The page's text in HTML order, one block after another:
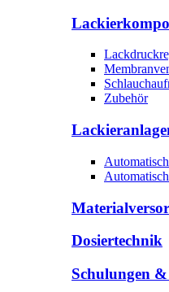
Zubehör
Dosiertechnik
Schulungen